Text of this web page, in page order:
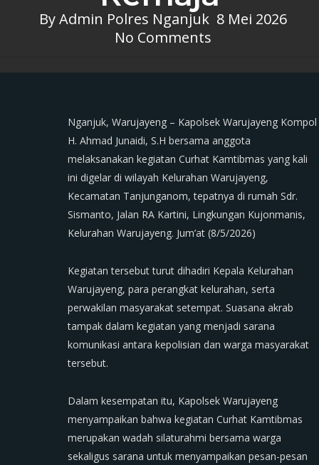
ByAdmin Polres Nganjuk 8 Mei 2026
No Comments
Nganjuk, Warujayeng – Kapolsek Warujayeng Kompol
H. Ahmad Junaidi, S.H bersama anggota
melaksanakan kegiatan Curhat Kamtibmas yang kali
ini digelar di wilayah Kelurahan Warujayeng,
Kecamatan Tanjunganom, tepatnya di rumah Sdr.
Sismanto, Jalan RA Kartini, Lingkungan Kujonmanis,
Kelurahan Warujayeng. Jum’at (8/5/2026)
Kegiatan tersebut turut dihadiri Kepala Kelurahan
Warujayeng, para perangkat kelurahan, serta
perwakilan masyarakat setempat. Suasana akrab
tampak dalam kegiatan yang menjadi sarana
komunikasi antara kepolisian dan warga masyarakat
tersebut.
Dalam kesempatan itu, Kapolsek Warujayeng
menyampaikan bahwa kegiatan Curhat Kamtibmas
merupakan wadah silaturahmi bersama warga
sekaligus sarana untuk menyampaikan pesan-pesan